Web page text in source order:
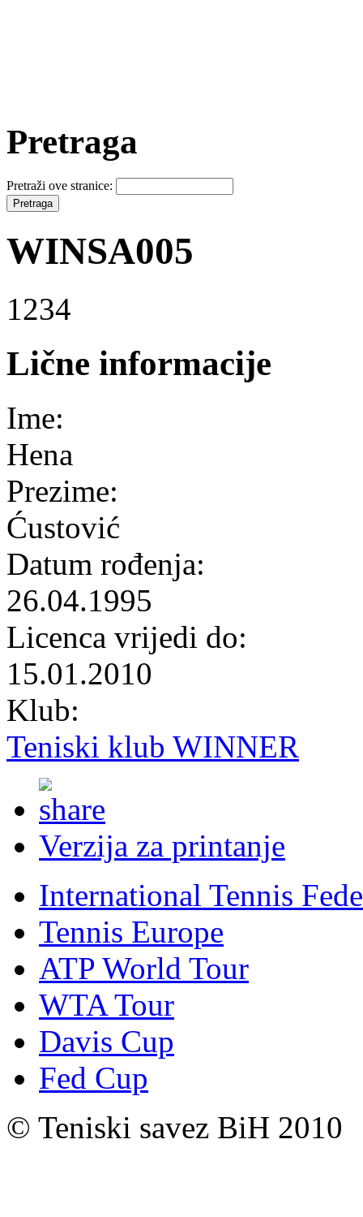
Pretraga
Pretraži ove stranice:
WINSA005
1234
Lične informacije
Ime:
Hena
Prezime:
Ćustović
Datum rođenja:
26.04.1995
Licenca vrijedi do:
15.01.2010
Klub:
Teniski klub WINNER
Verzija za printanje
International Tennis
Tennis Europe
ATP World Tour
WTA Tour
Davis Cup
Fed Cup
© Teniski savez BiH 2010